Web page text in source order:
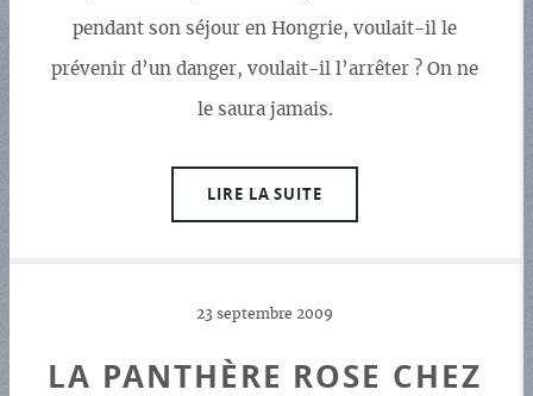
pendant son séjour en Hongrie, voulait-il le
prévenir d’un danger, voulait-il l’arrêter ? On ne
le saura jamais.
LIRE LA SUITE
23 septembre 2009
LA PANTHÈRE ROSE CHEZ